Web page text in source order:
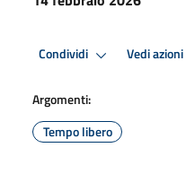
Condividi Vedi azioni
Argomenti:
Tempo libero